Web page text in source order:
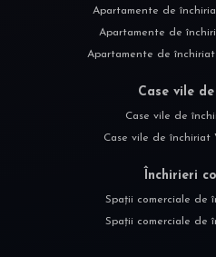
Apartamente de
Apartamente de
Apartamente de închiriat
Case vile
Case vile de
Case vile de închiriat
Închirieri
Spații comerciale de
Spații comerciale de